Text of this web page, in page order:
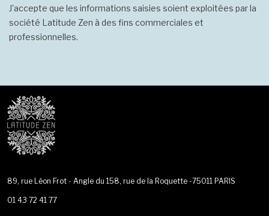
J'accepte que les informations saisies soient exploitées par la
société Latitude Zen à des fins commerciales et
professionnelles.
89, rue Léon Frot - Angle du 158, rue de la Roquette -75011 PARIS
01 43 72 41 77